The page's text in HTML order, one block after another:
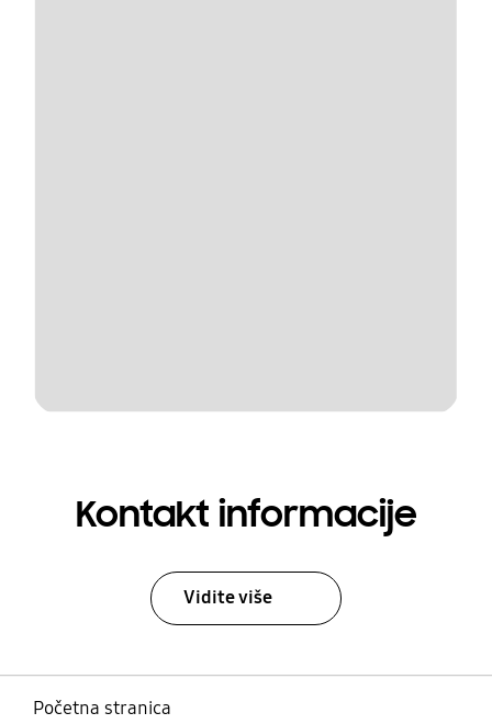
Kontakt informacije
Vidite više
Početna stranica